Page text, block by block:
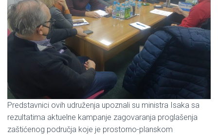
Predstavnici ovih udruženja upoznali su ministra Isaka sa
rezultatima aktuelne kampanje zagovaranja proglašenja
zaštićenog područja koje je prostorno-planskom